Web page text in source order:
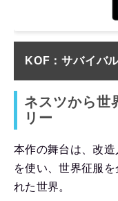
KOF：サバイバ
ネスツから世
リー
本作の舞台は、改
を使い、世界征服
れた世界。